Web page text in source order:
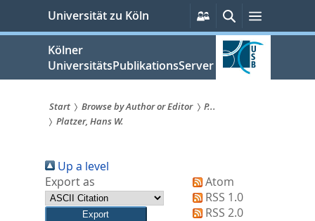
springen
Universität zu Köln
Persönliche
Services
SucheMenü
Kölner
UniversitätsPublikationsServer
Sie
sind
hier:
Start Browse by Author or Editor
P...
Platzer, Hans W.
Up a level
Export as
Atom
RSS 1.0
RSS 2.0